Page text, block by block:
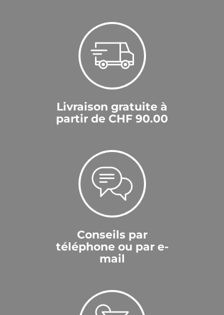
Livraison gratuite à
partir de CHF 90.00
Conseils par
téléphone ou par e-
mail